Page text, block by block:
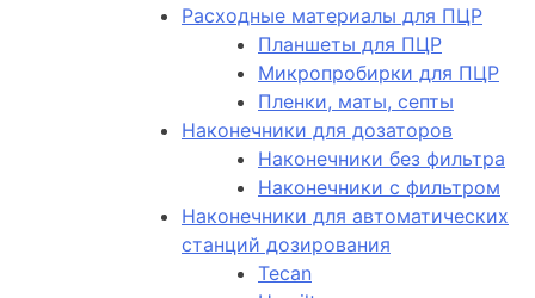
Расходные материалы для ПЦР
Планшеты для ПЦР
Микропробирки для ПЦР
Пленки, маты, септы
Наконечники для дозаторов
Наконечники без фильтра
Наконечники с фильтром
Наконечники для автоматических
станций дозирования
Tecan